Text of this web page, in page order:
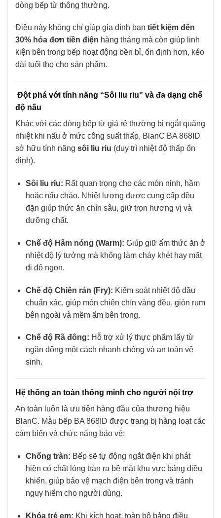
dòng bếp từ thông thường.
Điều này không chỉ giúp gia đình bạn tiết kiệm đến
30% hóa đơn tiền điện hàng tháng mà còn giúp linh
kiện bên trong bếp hoạt động bền bỉ, ổn định hơn, kéo
dài tuổi thọ cho sản phẩm.
Đột phá với tính năng “Sôi liu riu” và đa dạng chế
độ nấu
Khác với các dòng bếp từ giá rẻ thường bị ngắt quãng
nhiệt khi nấu ở mức công suất thấp, BlanC BA 868ID
sở hữu tính năng sôi liu riu (duy trì nhiệt độ thấp ổn
định).
Sôi liu riu: Rất quan trọng cho các món ninh, hầm
hoặc nấu cháo. Nhiệt lượng được cung cấp đều
đặn giúp thức ăn chín sâu, giữ trọn hương vị và
dưỡng chất.
Chế độ Hâm nóng (Warm): Giúp giữ ấm thức ăn ở
nhiệt độ lý tưởng mà không làm cháy khét hay mất
đi độ ngon.
Chế độ Chiên rán (Fry): Kiểm soát nhiệt độ dầu
chuẩn xác, giúp món chiên chín vàng đều, giòn rụm
bên ngoài và mềm ẩm bên trong.
Chế độ Rã đông: Hỗ trợ xử lý thực phẩm lấy từ
ngăn đông một cách nhanh chóng và an toàn vệ
sinh.
Hệ thống an toàn thông minh cho người nội trợ
An toàn luôn là ưu tiên hàng đầu của thương hiệu
BlanC. Mẫu bếp BA 868ID được trang bị hàng loạt các
cảm biến và chức năng bảo vệ:
Chống tràn: Bếp sẽ tự động ngắt điện khi phát
hiện có chất lỏng tràn ra bề mặt khu vực bảng điều
khiển, giúp bảo vệ mạch điện bên trong và tránh
nguy hiểm cho người dùng.
Khóa trẻ em: Khi kích hoạt, toàn bộ bảng điều